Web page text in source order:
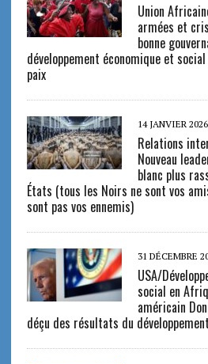
Union
armées et
bonne
développement économique et
paix
14 JANVIER 2026
Relations
Nouveau
blanc plus
États (tous les Noirs ne sont vos
sont pas vos ennemis)
31 DÉCEMBRE
USA/
social en
américain
déçu des résultats du